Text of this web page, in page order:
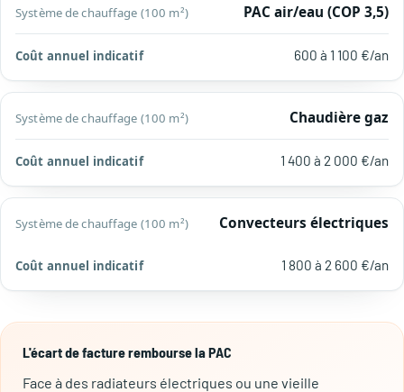
Système
chauffage
Coût
annuel
indicatif
PAC air/eau (COP 3,5)
600 à 1 100 €/an
Chaudière gaz
1 400 à 2 000 €/an
Convecteurs électriques
1 800 à 2 600 €/an
L'écart de facture rembourse la PAC
Face à des radiateurs électriques ou une vieille